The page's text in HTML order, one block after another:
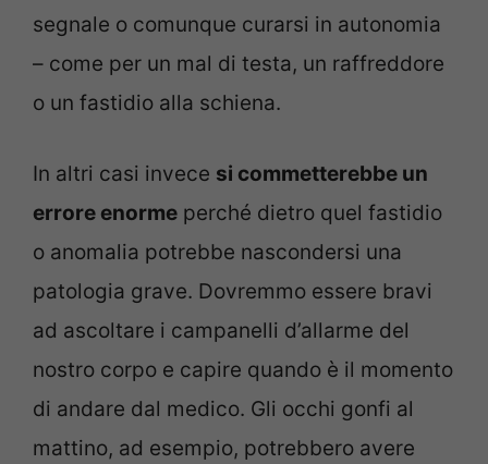
segnale o comunque curarsi in autonomia
– come per un mal di testa, un raffreddore
o un fastidio alla schiena.
In altri casi invece si commetterebbe un
errore enorme perché dietro quel fastidio
o anomalia potrebbe nascondersi una
patologia grave. Dovremmo essere bravi
ad ascoltare i campanelli d’allarme del
nostro corpo e capire quando è il momento
di andare dal medico. Gli occhi gonfi al
mattino, ad esempio, potrebbero avere